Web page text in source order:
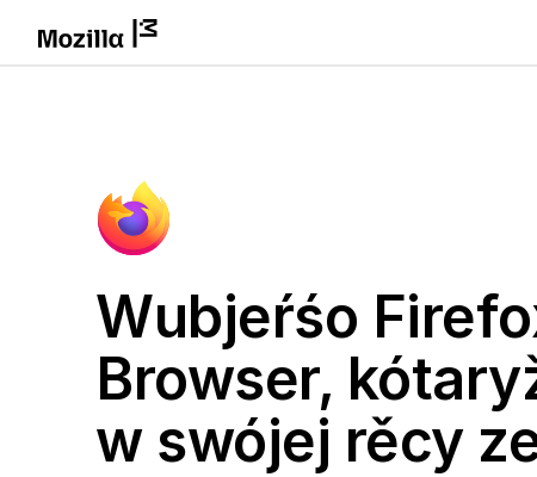
Wubjeŕśo
Browser,
w swójej rěcy